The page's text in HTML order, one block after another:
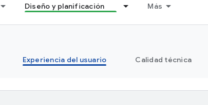
Diseño y planificación Más
Experiencia del usuario Calidad técnica